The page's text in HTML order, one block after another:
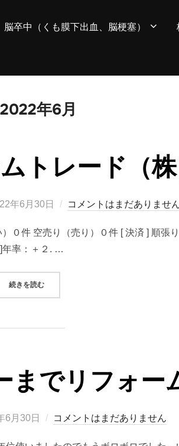
脳卒中（くも膜下出血、脳梗塞）
2022年6月
トレード（
年6月30日 コメントはまだありませ
０件 空売り（売り）０件 [ 決済 ] 順張
年率：＋２. …
続きを読む“2022/06/30システムトレード（株）の損
でリフォー
6月30日 コメントはまだありません